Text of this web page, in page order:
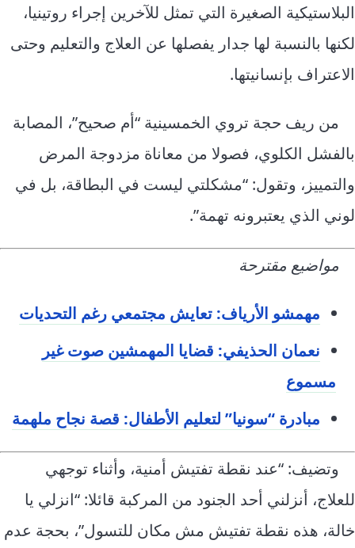
البلاستيكية الصغيرة التي تمثل للآخرين إجراء روتينيا،
لكنها بالنسبة لها جدار يفصلها عن العلاج والتعليم وحتى
الاعتراف بإنسانيتها.
من ريف حجة تروي الخمسينية “أم صحيح”، المصابة
بالفشل الكلوي، فصولا من معاناة مزدوجة المرض
والتمييز، وتقول: “مشكلتي ليست في البطاقة، بل في
لوني الذي يعتبرونه تهمة”.
مواضيع مقترحة
مهمشو الأرياف: تعايش مجتمعي رغم التحديات
نعمان الحذيفي: قضايا المهمشين صوت غير
مسموع
مبادرة “سونيا” لتعليم الأطفال: قصة نجاح ملهمة
وتضيف: “عند نقطة تفتيش أمنية، وأثناء توجهي
للعلاج، أنزلني أحد الجنود من المركبة قائلا: “انزلي يا
خالة، هذه نقطة تفتيش مش مكان للتسول”، بحجة عدم